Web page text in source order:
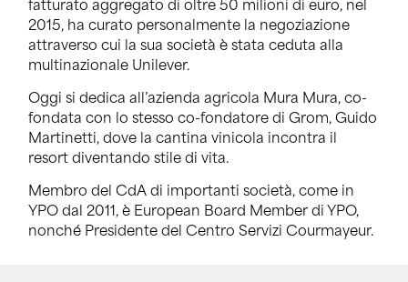
2015, ha curato personalmente la negoziazione
attraverso cui la sua società è stata ceduta alla
multinazionale Unilever.
Oggi si dedica all’azienda agricola Mura Mura, co-
fondata con lo stesso co-fondatore di Grom, Guido
Martinetti, dove la cantina vinicola incontra il
resort diventando stile di vita.
Membro del CdA di importanti società, come in
YPO dal 2011, è European Board Member di YPO,
nonché Presidente del Centro Servizi Courmayeur.